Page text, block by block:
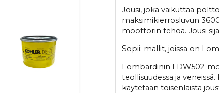
Jousi, joka vaikuttaa
maksimikierrosluvun
moottorin tehoa. Jousi
Sopii: mallit, joissa on
Lombardinin LDW502-
teollisuudessa ja
käytetään toisenlaista